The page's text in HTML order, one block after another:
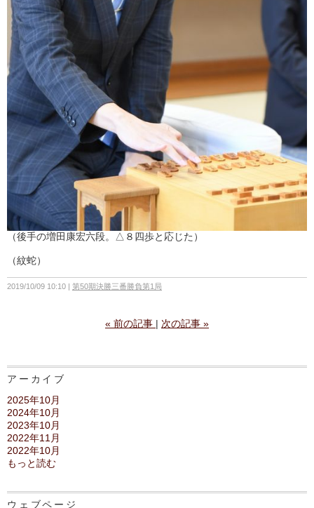
（後手の増田康宏六段。△８四歩と応じた）
（紋蛇）
2019/10/09 10:10 第50期決勝三番勝負第1局
« 前の記事 次の記事 »
アーカイブ
2025年10月
2024年10月
2023年10月
2022年11月
2022年10月
もっと読む
ウェブページ